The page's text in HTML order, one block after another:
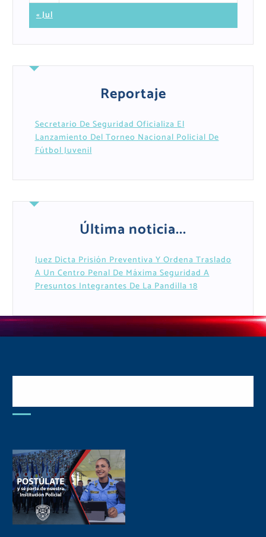
« Jul
Reportaje
Secretario De Seguridad Oficializa El
Lanzamiento Del Torneo Nacional Policial De
Fútbol Juvenil
Última noticia...
Juez Dicta Prisión Preventiva Y Ordena Traslado
A Un Centro Penal De Máxima Seguridad A
Presuntos Integrantes De La Pandilla 18